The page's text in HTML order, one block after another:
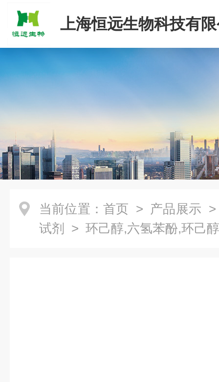
上海恒远生物科技有
当前位置： 首页 > 产品展示
试剂
> 环己醇,六氢苯酚,环己